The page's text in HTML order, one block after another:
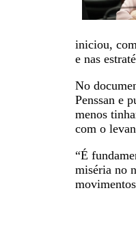
iniciou,
e nas
No
Penssan e
menos
com o
“É
miséria no